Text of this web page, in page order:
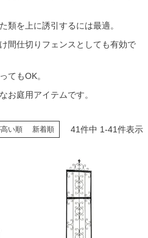
類を上に誘引するには最適。
間仕切りフェンスとしても有効で
てもOK。
お庭用アイテムです。
い順 新着順 41件中 1-41件表示